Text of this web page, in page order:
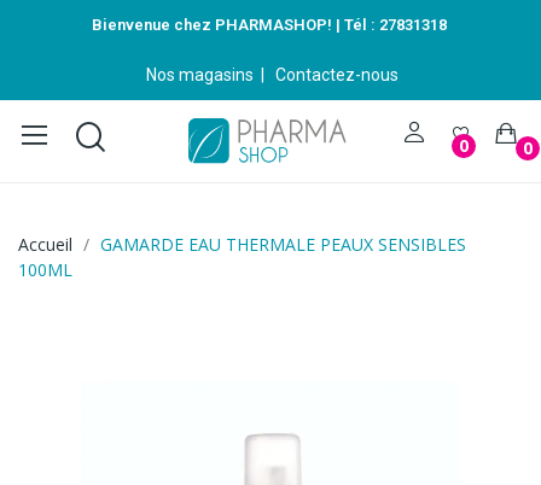
Bienvenue chez PHARMASHOP! | Tél : 27831318
Nos magasins Contactez-nous
0 0
Accueil
GAMARDE EAU THERMALE PEAUX SENSIBLES
100ML